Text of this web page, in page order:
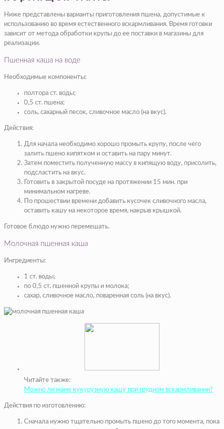
Ниже представлены варианты приготовления пшена, допустимые к
использованию во время естественного вскармливания. Время готовки
зависит от метода обработки крупы до ее поставки в магазины для
реализации.
Пшенная каша на воде
Необходимые компоненты:
полтора ст. воды;
0,5 ст. пшена;
соль, сахарный песок, сливочное масло (на вкус).
Действия:
Для начала необходимо хорошо промыть крупу, после чего
залить пшено кипятком и оставить на пару минут.
Затем поместить полученную массу в кипящую воду, присолить,
подсластить на вкус.
Готовить в закрытой посуде на протяжении 15 мин. при
минимальном нагреве.
По прошествии времени добавить кусочек сливочного масла,
оставить кашу на некоторое время, накрыв крышкой.
Готовое блюдо нужно перемешать.
Молочная пшенная каша
Ингредиенты:
1 ст. воды;
по 0,5 ст. пшенной крупы и молока;
сахар, сливочное масло, поваренная соль (на вкус).
Читайте также:
Можно ли маме кукурузную кашу при грудном вскармливании?
Действия по изготовлению:
Сначала нужно тщательно промыть пшено до того момента, пока